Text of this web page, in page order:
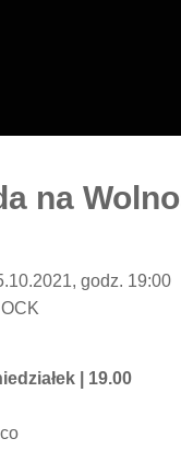
na
godz. 19:00
| 19.00